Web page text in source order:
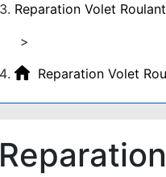
Reparation Volet
>
Reparation Volet